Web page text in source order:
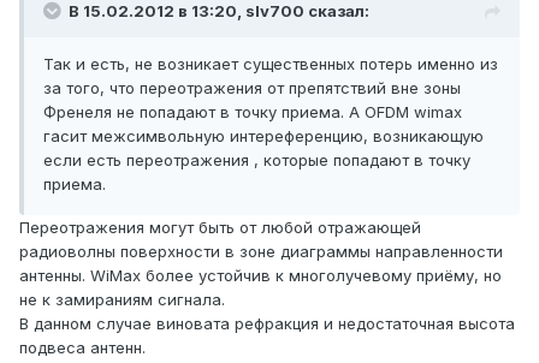
В 15.02.2012 в 13:20, slv700 сказал:
Так и есть, не возникает существенных потерь именно из
за того, что переотражения от препятствий вне зоны
Френеля не попадают в точку приема. А OFDM wimax
гасит межсимвольную интереференцию, возникающую
если есть переотражения , которые попадают в точку
приема.
Переотражения могут быть от любой отражающей
радиоволны поверхности в зоне диаграммы направленности
антенны. WiMax более устойчив к многолучевому приёму, но
не к замираниям сигнала.
В данном случае виновата рефракция и недостаточная высота
подвеса антенн.